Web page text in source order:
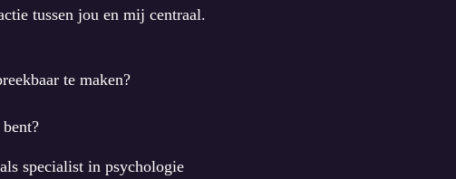
tussen jou en mij centraal.
te maken?
specialist in psychologie